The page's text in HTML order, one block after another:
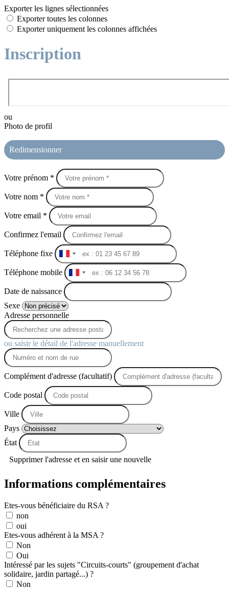
Exporter les lignes sélectionnées
Exporter toutes les colonnes
Exporter uniquement les colonnes affichées
Inscription
ou
Photo de profil
Redimensionner
Votre prénom *
Votre nom *
Votre email *
Confirmez l'email
Téléphone fixe
France
+33
Téléphone mobile
France
+33
Date de naissance
Sexe
Adresse personnelle
ou saisir le détail de l'adresse manuellement
Complément d'adresse (facultatif)
Code postal
Ville
Pays
État
Supprimer l'adresse et en saisir une nouvelle
Informations complémentaires
Etes-vous bénéficiaire du RSA ?
non
oui
Etes-vous adhérent à la MSA ?
Non
Oui
Intéressé par les sujets "Circuits-courts" (groupement d'achat
solidaire, jardin partagé...) ?
Non